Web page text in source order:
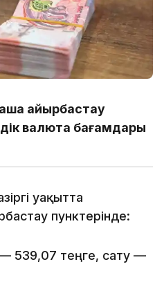
айырбастау
валюта бағамдары
уақытта
пунктерінде:
539,07 теңге, сату —